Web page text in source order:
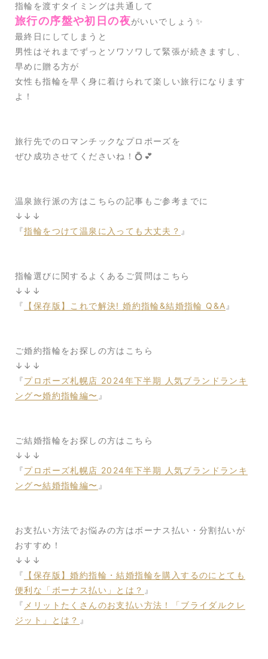
指輪を渡すタイミングは共通して
旅行の序盤や初日の夜がいいでしょう✨
最終日にしてしまうと
男性はそれまでずっとソワソワして緊張が続きますし、
早めに贈る方が
女性も指輪を早く身に着けられて楽しい旅行になります
よ！
旅行先でのロマンチックなプロポーズを
ぜひ成功させてくださいね！💍💕
温泉旅行派の方はこちらの記事もご参考までに
↓↓↓
『指輪をつけて温泉に入っても大丈夫？ 』
指輪選びに関するよくあるご質問はこちら
↓↓↓
『
【保存版】これで解決! 婚約指輪&結婚指輪 Q&A 』
ご婚約指輪をお探しの方はこちら
↓↓↓
『プロポーズ札幌店 2024年下半期 人気ブランドランキ
ング〜婚約指輪編〜 』
ご結婚指輪をお探しの方はこちら
↓↓↓
『プロポーズ札幌店 2024年下半期 人気ブランドランキ
ング〜結婚指輪編〜 』
お支払い方法でお悩みの方はボーナス払い・分割払いが
おすすめ！
↓↓↓
『
【保存版】婚約指輪・結婚指輪を購入するのにとても
便利な「ボーナス払い」とは？ 』
『 メリットたくさんのお支払い方法！「ブライダルクレ
ジット」とは？ 』